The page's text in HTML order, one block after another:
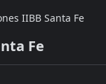
IIBB Santa Fe
Fe